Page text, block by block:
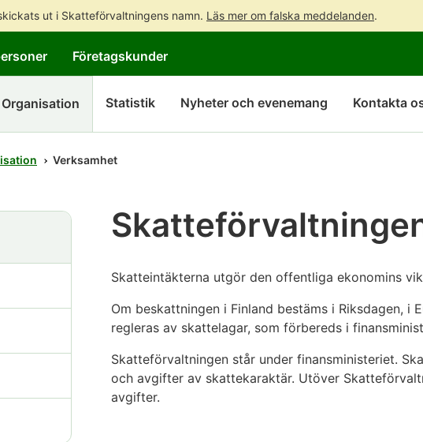
ut i Skatteförvaltningens namn. Läs mer om falska meddelanden.
till
innehållet
hela
webbplatsens
Företagskunder
Organisation Statistik Nyheter och evenemang Kontakta
Verksamhet
Skatteintäkterna utgör den offentliga ekonomins
Om beskattningen i Finland bestäms i Riksdagen, i
regleras av skattelagar, som förbereds i
Skatteförvaltningen står under finansministeriet.
och avgifter av skattekaraktär. Utöver
avgifter.